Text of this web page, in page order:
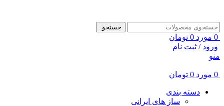
جستجو
0 مورد 0 تومان
ورود / ثبت نام
منو
0 مورد 0 تومان
دسته بندی
ساز های ایرانی